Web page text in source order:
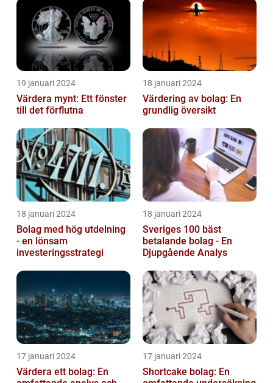
19 januari 2024
Värdera mynt: Ett fönster
till det förflutna
18 januari 2024
Värdering av bolag: En
grundlig översikt
18 januari 2024
Bolag med hög utdelning
- en lönsam
investeringsstrategi
18 januari 2024
Sveriges 100 bäst
betalande bolag - En
Djupgående Analys
17 januari 2024
Värdera ett bolag: En
17 januari 2024
Shortcake bolag: En